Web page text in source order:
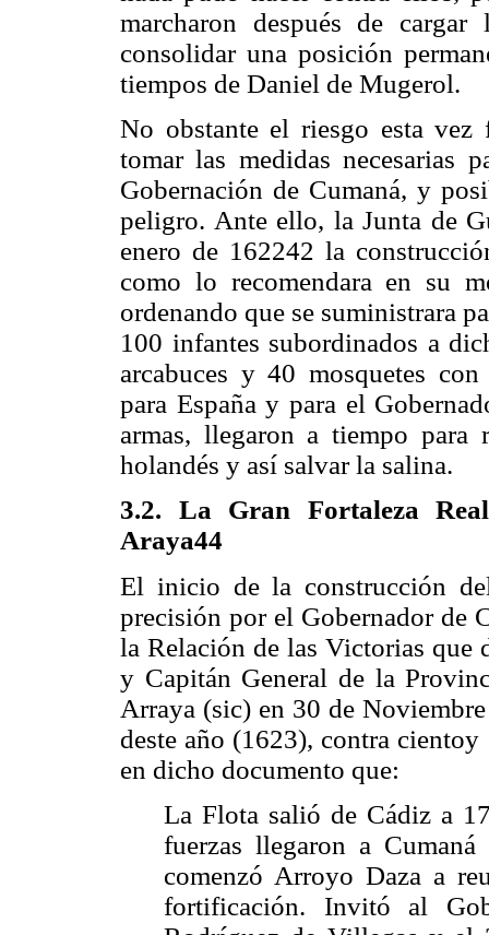
marcharon después de
consolidar una posición
tiempos de Daniel de Mugerol.
No obstante el riesgo esta
tomar las medidas necesarias
Gobernación de Cumaná, y
peligro. Ante ello, la Junta de
enero de 162242 la
como lo recomendara en su
ordenando que se suministrara
100 infantes subordinados a
arcabuces y 40 mosquetes
para España y para el
armas, llegaron a tiempo para
holandés y así salvar la salina.
3.2. La Gran Fortaleza
Araya44
El inicio de la construcción
precisión por el Gobernador de
la Relación de las Victorias que
y Capitán General de la
Arraya (sic) en 30 de
deste año (1623), contra
en dicho documento que:
La Flota salió de Cádiz a
fuerzas llegaron a
comenzó Arroyo Daza a
fortificación. Invitó al